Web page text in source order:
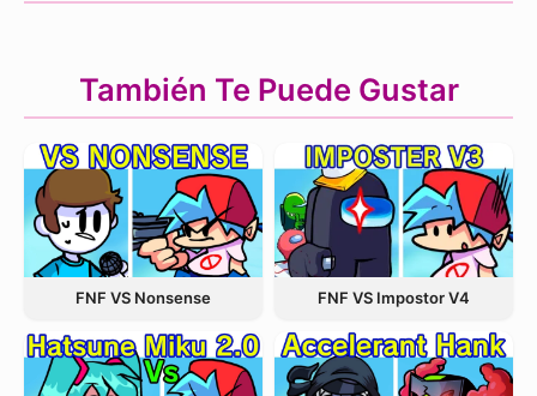
También Te Puede Gustar
FNF VS Nonsense FNF VS Impostor V4